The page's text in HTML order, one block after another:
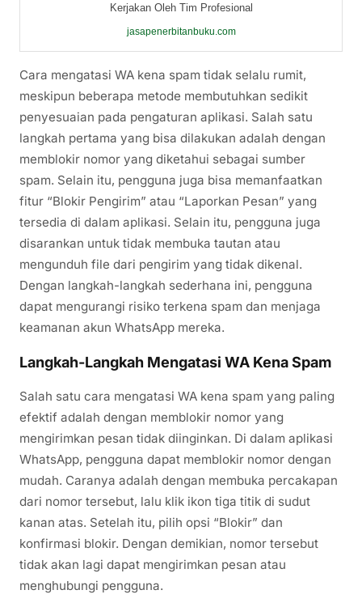
Kerjakan Oleh Tim Profesional
jasapenerbitanbuku.com
Cara mengatasi WA kena spam tidak selalu rumit,
meskipun beberapa metode membutuhkan sedikit
penyesuaian pada pengaturan aplikasi. Salah satu
langkah pertama yang bisa dilakukan adalah dengan
memblokir nomor yang diketahui sebagai sumber
spam. Selain itu, pengguna juga bisa memanfaatkan
fitur “Blokir Pengirim” atau “Laporkan Pesan” yang
tersedia di dalam aplikasi. Selain itu, pengguna juga
disarankan untuk tidak membuka tautan atau
mengunduh file dari pengirim yang tidak dikenal.
Dengan langkah-langkah sederhana ini, pengguna
dapat mengurangi risiko terkena spam dan menjaga
keamanan akun WhatsApp mereka.
Langkah-Langkah Mengatasi WA Kena Spam
Salah satu cara mengatasi WA kena spam yang paling
efektif adalah dengan memblokir nomor yang
mengirimkan pesan tidak diinginkan. Di dalam aplikasi
WhatsApp, pengguna dapat memblokir nomor dengan
mudah. Caranya adalah dengan membuka percakapan
dari nomor tersebut, lalu klik ikon tiga titik di sudut
kanan atas. Setelah itu, pilih opsi “Blokir” dan
konfirmasi blokir. Dengan demikian, nomor tersebut
tidak akan lagi dapat mengirimkan pesan atau
menghubungi pengguna.